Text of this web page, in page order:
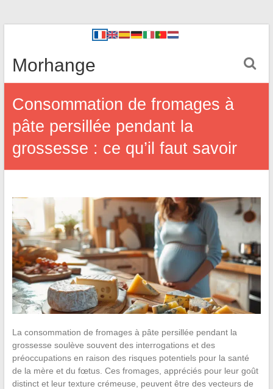
Morhange
Consommation de fromages à
pâte persillée pendant la
grossesse : ce qu’il faut savoir
La consommation de fromages à pâte persillée pendant la
grossesse soulève souvent des interrogations et des
préoccupations en raison des risques potentiels pour la santé
de la mère et du fœtus. Ces fromages, appréciés pour leur goût
distinct et leur texture crémeuse, peuvent être des vecteurs de